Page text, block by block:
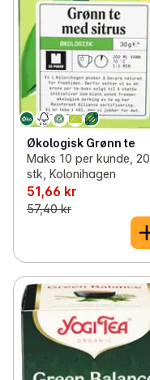
Økologisk Grønn te
Maks 10 per kunde, 20
stk, Kolonihagen
51,66 kr
57,40 kr